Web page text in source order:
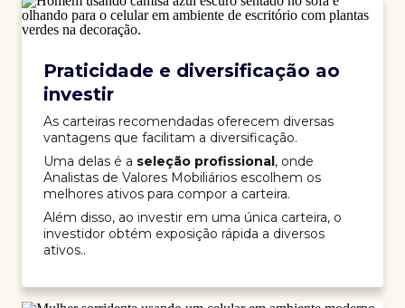
Praticidade e diversificação ao
investir
As carteiras recomendadas oferecem diversas
vantagens que facilitam a diversificação.
Uma delas é a seleção profissional, onde
Analistas de Valores Mobiliários escolhem os
melhores ativos para compor a carteira.
Além disso, ao investir em uma única carteira, o
investidor obtém exposição rápida a diversos
ativos..